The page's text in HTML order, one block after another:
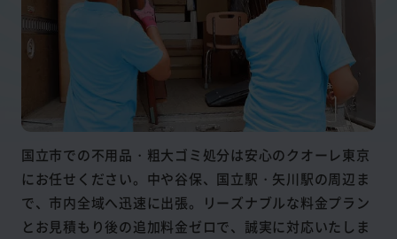
国立市での不用品・粗大ゴミ処分は安心のクオーレ東京
にお任せください。中や谷保、国立駅・矢川駅の周辺ま
で、市内全域へ迅速に出張。リーズナブルな料金プラン
とお見積もり後の追加料金ゼロで、誠実に対応いたしま